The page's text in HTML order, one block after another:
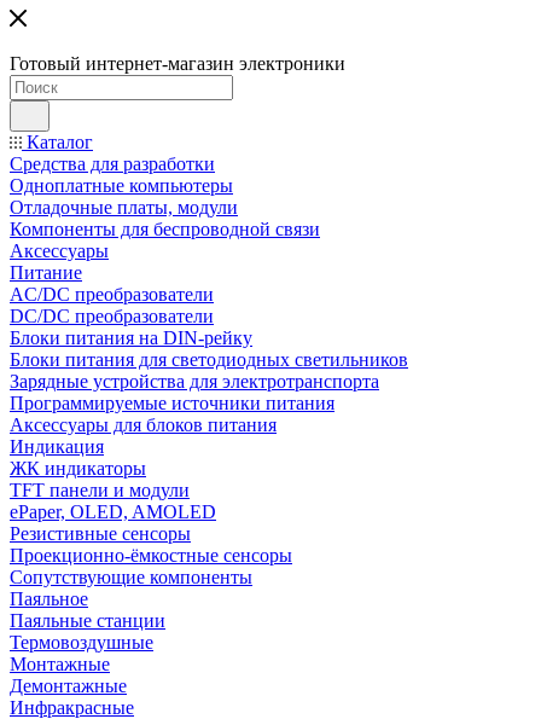
Готовый интернет-магазин электроники
Каталог
Средства для разработки
Одноплатные компьютеры
Отладочные платы, модули
Компоненты для беспроводной связи
Аксессуары
Питание
AC/DC преобразователи
DC/DC преобразователи
Блоки питания на DIN-рейку
Блоки питания для светодиодных светильников
Зарядные устройства для электротранспорта
Программируемые источники питания
Аксессуары для блоков питания
Индикация
ЖК индикаторы
TFT панели и модули
ePaper, OLED, AMOLED
Резистивные сенсоры
Проекционно-ёмкостные сенсоры
Сопутствующие компоненты
Паяльное
Паяльные станции
Термовоздушные
Монтажные
Демонтажные
Инфракрасные